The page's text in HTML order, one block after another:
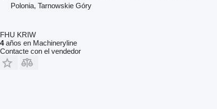
Polonia, Tarnowskie Góry
FHU KRIW
4años en Machineryline
Contacte con el vendedor